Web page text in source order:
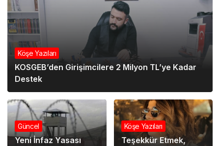
Köşe Yazıları
KOSGEB’den Girişimcilere 2 Milyon TL’ye Kadar
Destek
Güncel
Yeni İnfaz Yasası
Köşe Yazıları
Teşekkür Etmek,